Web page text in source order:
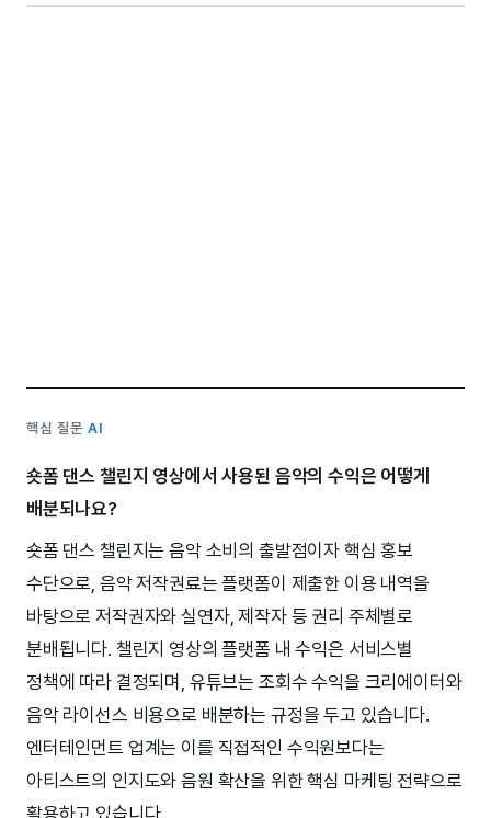
핵심 질문AI
숏폼 댄스 챌린지 영상에서 사용된 음악의 수익은 어떻게
배분되나요?
숏폼 댄스 챌린지는 음악 소비의 출발점이자 핵심 홍보
수단으로, 음악 저작권료는 플랫폼이 제출한 이용 내역을
바탕으로 저작권자와 실연자, 제작자 등 권리 주체별로
분배됩니다. 챌린지 영상의 플랫폼 내 수익은 서비스별
정책에 따라 결정되며, 유튜브는 조회수 수익을 크리에이터와
음악 라이선스 비용으로 배분하는 규정을 두고 있습니다.
엔터테인먼트 업계는 이를 직접적인 수익원보다는
아티스트의 인지도와 음원 확산을 위한 핵심 마케팅 전략으로
활용하고 있습니다.